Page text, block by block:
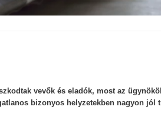
vevők és eladók, most az
bizonyos helyzetekben nagyon jól